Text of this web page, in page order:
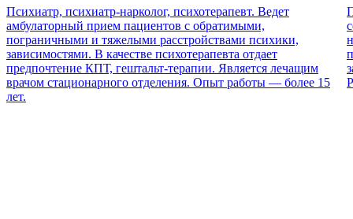
Психиатр, психиатр-нарколог, психотерапевт. Ведет
амбулаторный прием пациентов с обратимыми,
пограничными и тяжелыми расстройствами психики,
зависимостями. В качестве психотерапевта отдает
предпочтение КПТ, гештальт-терапии. Является лечащим
врачом стационарного отделения. Опыт работы — более 15
лет.